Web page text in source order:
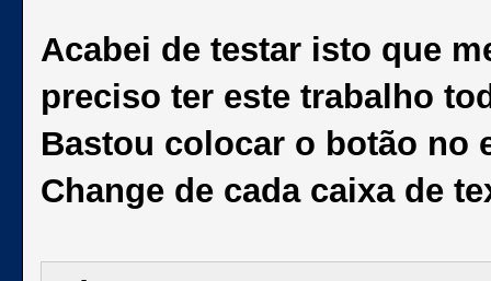
Acabei de testar isto que
preciso ter este trabalho
Bastou colocar o botão no
Change de cada caixa de